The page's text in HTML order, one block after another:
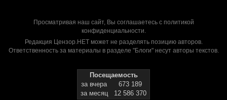
Просматривая наш сайт, Вы соглашаетесь с политикой
конфиденциальности.
Редакция Цензор.НЕТ может не разделять позицию авторов.
Ответственность за материалы в разделе "Блоги" несут авторы текстов.
Посещаемость
за вчера
673 189
за месяц
12 586 370